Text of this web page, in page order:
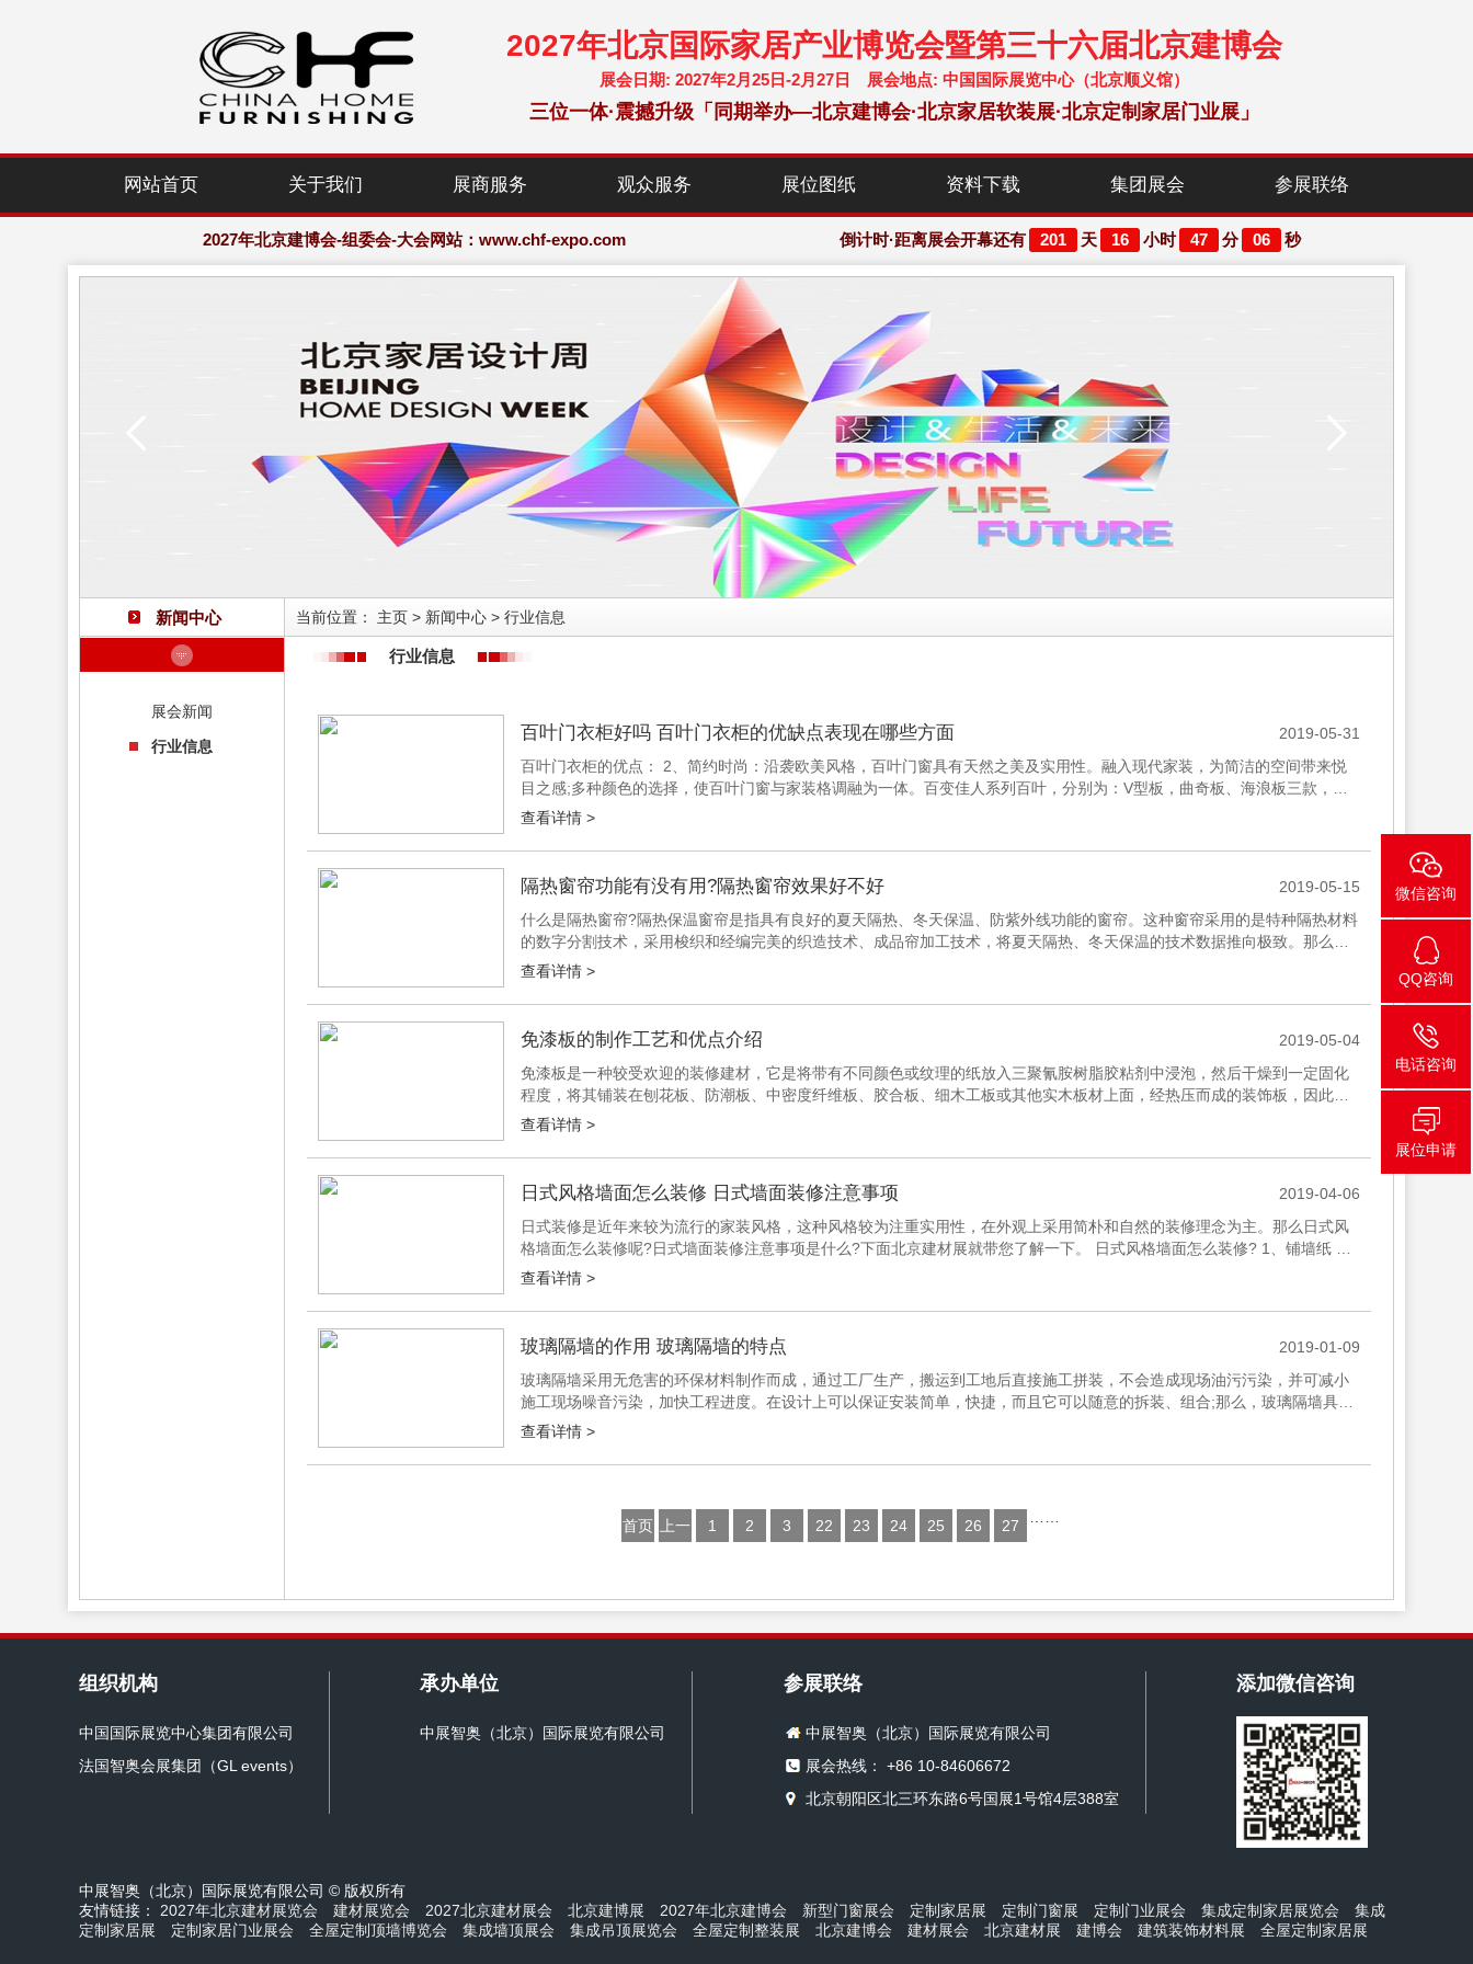
2027年北京国际家居产业博览会暨第三十六届北京建博会
展会日期: 2027年2月25日-2月27日 展会地点: 中国国际展览中心（北京顺义馆）
三位一体·震撼升级「同期举办—北京建博会·北京家居软装展·北京定制家居门业展」
网站首页 关于我们 展商服务 观众服务 展位图纸 资料下载 集团展会 参展联络
2027年北京建博会-组委会-大会网站：www.chf-expo.com
2027年北京建博会-组委会-大会网站：www.chf-expo.com
欢迎访问·2027年北京国际家居产业博览会·大会网站
倒计时·距离展会开幕还有 201 天 16 小时 47 分 05 秒
新闻中心
展会新闻
行业信息
当前位置： 主页 > 新闻中心 > 行业信息
行业信息
百叶门衣柜好吗 百叶门衣柜的优缺点表现在哪些方面
2019-05-31
百叶门衣柜的优点： 2、简约时尚：沿袭欧美风格，百叶门窗具有天然之美及实用性。融入现代家装，为简洁的空间带来悦
目之感;多种颜色的选择，使百叶门窗与家装格调融为一体。百变佳人系列百叶，分别为：V型板，曲奇板、海浪板三款，可
随意组成，备受欢迎。 4、调节光线、通风：部分可调节，防止室内光线照射;冬季引...
查看详情 >
隔热窗帘功能有没有用?隔热窗帘效果好不好
2019-05-15
什么是隔热窗帘?隔热保温窗帘是指具有良好的夏天隔热、冬天保温、防紫外线功能的窗帘。这种窗帘采用的是特种隔热材料
的数字分割技术，采用梭织和经编完美的织造技术、成品帘加工技术，将夏天隔热、冬天保温的技术数据推向极致。那么隔
热窗帘功能有没有用?隔热窗帘效果好不好呢?建博会小编为您一一介绍! 隔热保温窗帘...
查看详情 >
免漆板的制作工艺和优点介绍
2019-05-04
免漆板是一种较受欢迎的装修建材，它是将带有不同颜色或纹理的纸放入三聚氰胺树脂胶粘剂中浸泡，然后干燥到一定固化
程度，将其铺装在刨花板、防潮板、中密度纤维板、胶合板、细木工板或其他实木板材上面，经热压而成的装饰板，因此也
常常叫做三聚氰胺板。那么免漆板的制作工艺有哪些呢?它的材质和结构又有哪些呢?下面建...
查看详情 >
日式风格墙面怎么装修 日式墙面装修注意事项
2019-04-06
日式装修是近年来较为流行的家装风格，这种风格较为注重实用性，在外观上采用简朴和自然的装修理念为主。那么日式风
格墙面怎么装修呢?日式墙面装修注意事项是什么?下面北京建材展就带您了解一下。 日式风格墙面怎么装修? 1、铺墙纸 在
不少的和式装修中，大多数人也会选择更加环保实用的壁纸来铺贴墙面，其中，装修...
查看详情 >
玻璃隔墙的作用 玻璃隔墙的特点
2019-01-09
玻璃隔墙采用无危害的环保材料制作而成，通过工厂生产，搬运到工地后直接施工拼装，不会造成现场油污污染，并可减小
施工现场噪音污染，加快工程进度。在设计上可以保证安装简单，快捷，而且它可以随意的拆装、组合;那么，玻璃隔墙具有
什么样的作用呢?还具有什么样的特点呢?下面，北京建材展小编为大家讲述的下玻璃隔墙...
查看详情 >
首页
上一
1 2 3 22 23 24 25 26 27
组织机构
中国国际展览中心集团有限公司
法国智奥会展集团（GL events）
承办单位
中展智奥（北京）国际展览有限公司
参展联络
中展智奥（北京）国际展览有限公司
展会热线： +86 10-84606672
北京朝阳区北三环东路6号国展1号馆4层388室
添加微信咨询
中展智奥（北京）国际展览有限公司 © 版权所有
友情链接： 2027年北京建材展览会 建材展览会 2027北京建材展会 北京建博展 2027年北京建博会 新型门窗展会 定制家居展 定制门窗展 定制门业展会 集成定制家居展览会
集成
定制家居展
定制家居门业展会 全屋定制顶墙博览会 集成墙顶展会 集成吊顶展览会 全屋定制整装展 北京建博会 建材展会 北京建材展 建博会 建筑装饰材料展 全屋定制家居展
微信咨询
QQ咨询
电话咨询
展位申请